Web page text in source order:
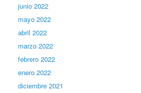
junio 2022
mayo 2022
abril 2022
marzo 2022
febrero 2022
enero 2022
diciembre 2021